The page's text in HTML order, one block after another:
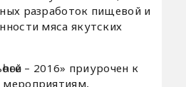
разработок пищевой и
мяса якутских
– 2016» приурочен к
мероприятиям,